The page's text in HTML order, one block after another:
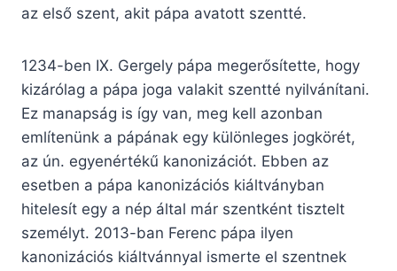
az első szent, akit pápa avatott szentté.
1234-ben IX. Gergely pápa megerősítette, hogy
kizárólag a pápa joga valakit szentté nyilvánítani.
Ez manapság is így van, meg kell azonban
említenünk a pápának egy különleges jogkörét,
az ún. egyenértékű kanonizációt. Ebben az
esetben a pápa kanonizációs kiáltványban
hitelesít egy a nép által már szentként tisztelt
személyt. 2013-ban Ferenc pápa ilyen
kanonizációs kiáltvánnyal ismerte el szentnek